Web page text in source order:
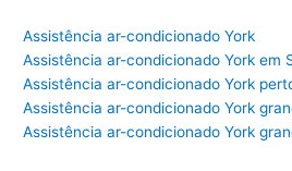
Assistência ar-condicionado York
Assistência ar-condicionado York em
Assistência ar-condicionado York
Assistência ar-condicionado York
Assistência ar-condicionado York